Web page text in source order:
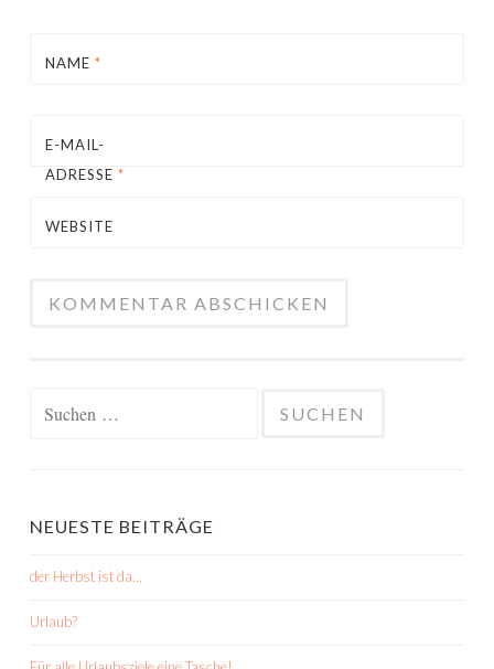
NAME *
E-MAIL-
ADRESSE *
WEBSITE
NEUESTE BEITRÄGE
der Herbst ist da…
Urlaub?